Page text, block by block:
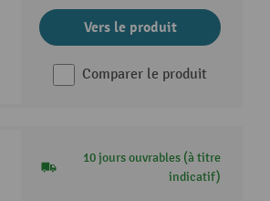
Vers le produit
Comparer le produit
10 jours ouvrables (à titre
indicatif)